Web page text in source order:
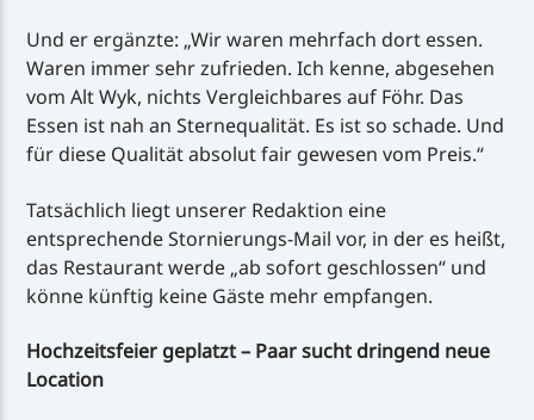
Und er ergänzte: „Wir waren mehrfach dort essen.
Waren immer sehr zufrieden. Ich kenne, abgesehen
vom Alt Wyk, nichts Vergleichbares auf Föhr. Das
Essen ist nah an Sternequalität. Es ist so schade. Und
für diese Qualität absolut fair gewesen vom Preis.“
Tatsächlich liegt unserer Redaktion eine
entsprechende Stornierungs-Mail vor, in der es heißt,
das Restaurant werde „ab sofort geschlossen“ und
könne künftig keine Gäste mehr empfangen.
Hochzeitsfeier geplatzt – Paar sucht dringend neue
Location